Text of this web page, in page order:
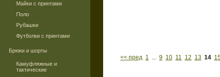
Майки с принтами
Поло
Рубашки
Футболки с принтами
Брюки и шорты
Камуфляжные и
тактические
<< пред 1 ... 9 10 11 12 13 14